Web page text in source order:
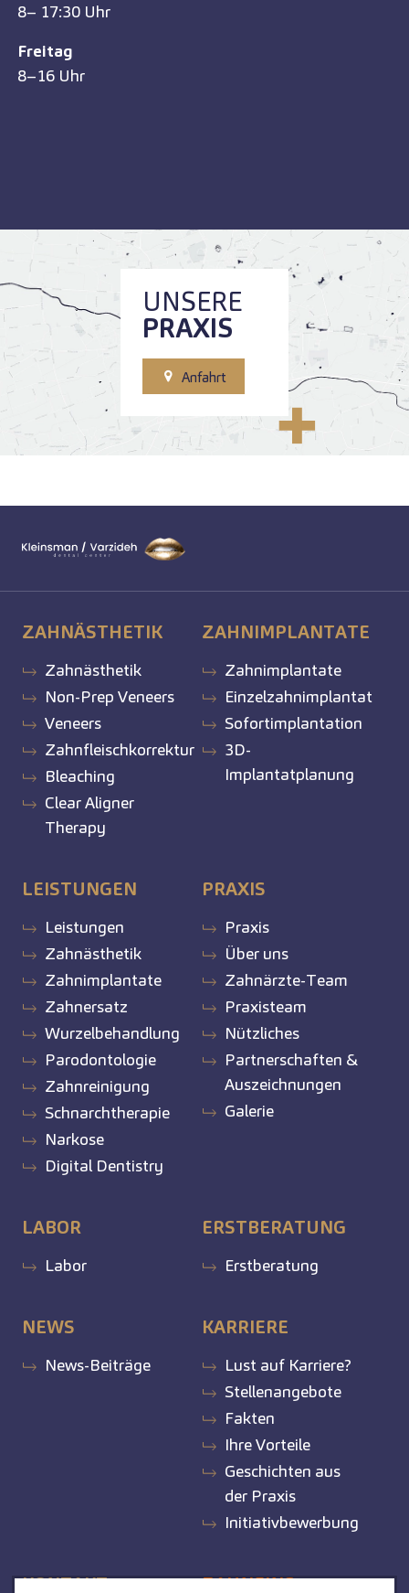
UNSERE
PRAXIS
Anfahrt
8– 17:30 Uhr
Freitag
8–16 Uhr
ZAHNÄSTHETIK
Zahnästhetik
Non-Prep Veneers
Veneers
Zahnfleischkorrektur
Bleaching
Clear Aligner
Therapy
ZAHNIMPLANTATE
Zahnimplantate
Einzelzahnimplantat
Sofortimplantation
3D-
Implantatplanung
LEISTUNGEN
Leistungen
Zahnästhetik
Zahnimplantate
Zahnersatz
Wurzelbehandlung
Parodontologie
Zahnreinigung
Schnarchtherapie
Narkose
Digital Dentistry
PRAXIS
Praxis
Über uns
Zahnärzte-Team
Praxisteam
Nützliches
Partnerschaften &
Auszeichnungen
Galerie
LABOR
Labor
ERSTBERATUNG
Erstberatung
NEWS
News-Beiträge
KARRIERE
Lust auf Karriere?
Stellenangebote
Fakten
Ihre Vorteile
Geschichten aus
der Praxis
Initiativbewerbung
KONTAKT ZAHNEINS